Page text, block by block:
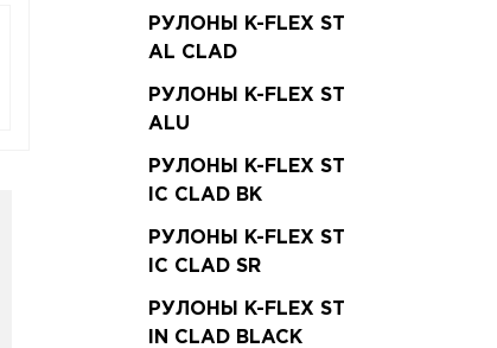
РУЛОНЫ K-FLEX ST
AL CLAD
РУЛОНЫ K-FLEX ST
ALU
РУЛОНЫ K-FLEX ST
IC CLAD BK
РУЛОНЫ K-FLEX ST
IC CLAD SR
РУЛОНЫ K-FLEX ST
IN CLAD BLACK